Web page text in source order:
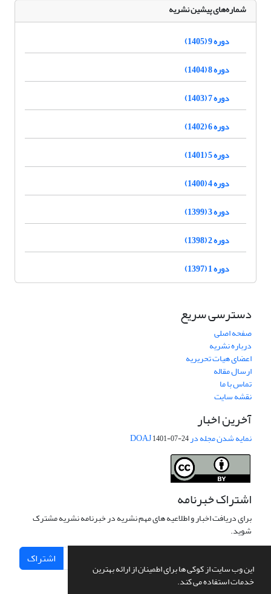
این وب سایت از کوکی ها برای اطمینان از ارائه بهترین
خدمات استفاده می کند.
شماره‌های پیشین نشریه
دوره 9 (1405)
دوره 8 (1404)
دوره 7 (1403)
دوره 6 (1402)
دوره 5 (1401)
دوره 4 (1400)
دوره 3 (1399)
دوره 2 (1398)
دوره 1 (1397)
دسترسی سریع
صفحه اصلی
درباره نشریه
اعضای هیات تحریریه
ارسال مقاله
تماس با ما
نقشه سایت
آخرین اخبار
نمایه شدن مجله در DOAJ1401-07-24
اشتراک خبرنامه
برای دریافت اخبار و اطلاعیه های مهم نشریه در خبرنامه نشریه مشترک
شوید.
اشتراک